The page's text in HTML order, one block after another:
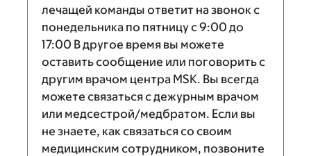
лечащей команды ответит на звонок с
понедельника по пятницу с9:00 до
17:00 В другое время вы можете
оставить сообщение или поговорить с
другим врачом центра MSK. Вы всегда
можете связаться с дежурным врачом
или медсестрой/медбратом. Если вы
не знаете, как связаться со своим
медицинским сотрудником, позвоните